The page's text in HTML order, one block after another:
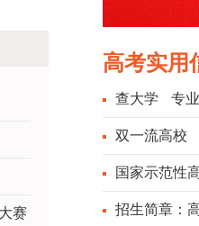
赛
高考实用
查大学 专
双一流高校
国家示范性
招生简章：